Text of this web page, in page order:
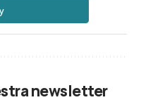
newsletter